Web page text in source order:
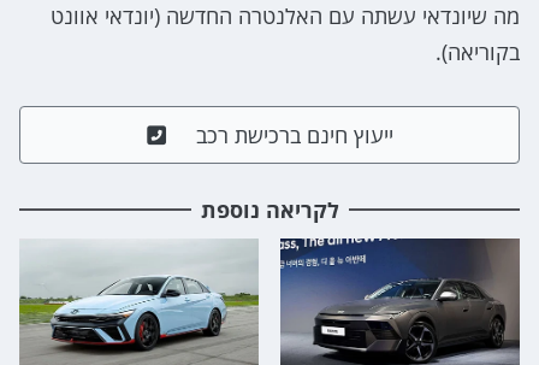
מה שיונדאי עשתה עם האלנטרה החדשה (יונדאי אוונט
בקוריאה).
ייעוץ חינם ברכישת רכב
לקריאה נוספת